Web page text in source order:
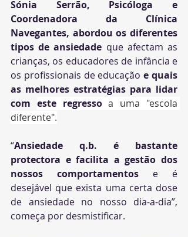
Sónia Serrão, Psicóloga e
Coordenadora da Clínica
Navegantes, abordou os diferentes
tipos de ansiedade que afectam as
crianças, os educadores de infância e
os profissionais de educação e quais
as melhores estratégias para lidar
com este regresso a uma "escola
diferente".
“Ansiedade q.b. é bastante
protectora e facilita a gestão dos
nossos comportamentos e é
desejável que exista uma certa dose
de ansiedade no nosso dia-a-dia”,
começa por desmistificar.